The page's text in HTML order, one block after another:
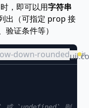
，即可以用字符串
出（可指定 prop 接
证条件等）
down-rounded js